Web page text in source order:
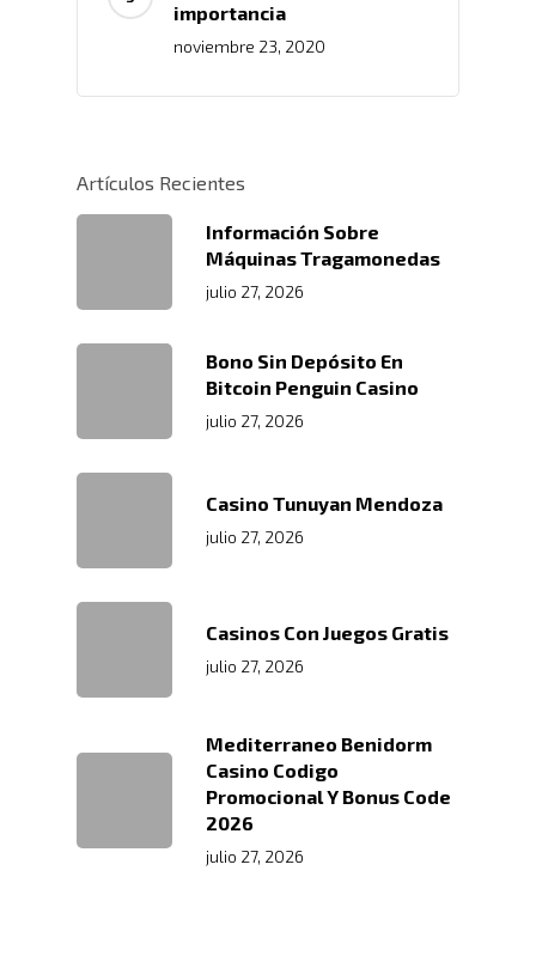
importancia
noviembre 23, 2020
Artículos Recientes
Información Sobre
Máquinas Tragamonedas
julio 27, 2026
Bono Sin Depósito En
Bitcoin Penguin Casino
julio 27, 2026
Casino Tunuyan Mendoza
julio 27, 2026
Casinos Con Juegos Gratis
julio 27, 2026
Mediterraneo Benidorm
Casino Codigo
Promocional Y Bonus Code
2026
julio 27, 2026